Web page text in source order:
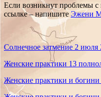
Если возникнут проблемы
ссылке – напишитеЭжени
Солнечное затмение 2 июля
Женские практики 13
Женские практики и